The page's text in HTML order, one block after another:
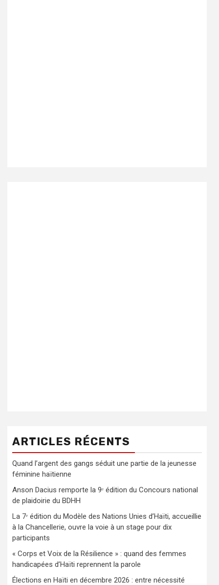
ARTICLES RÉCENTS
Quand l’argent des gangs séduit une partie de la jeunesse
féminine haïtienne
Anson Dacius remporte la 9ᵉ édition du Concours national
de plaidoirie du BDHH
La 7ᵉ édition du Modèle des Nations Unies d’Haïti, accueillie
à la Chancellerie, ouvre la voie à un stage pour dix
participants
« Corps et Voix de la Résilience » : quand des femmes
handicapées d’Haïti reprennent la parole
Élections en Haïti en décembre 2026 : entre nécessité